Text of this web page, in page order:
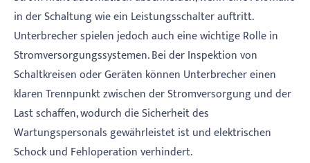
in der Schaltung wie ein Leistungsschalter auftritt.
Unterbrecher spielen jedoch auch eine wichtige Rolle in
Stromversorgungssystemen. Bei der Inspektion von
Schaltkreisen oder Geräten können Unterbrecher einen
klaren Trennpunkt zwischen der Stromversorgung und der
Last schaffen, wodurch die Sicherheit des
Wartungspersonals gewährleistet ist und elektrischen
Schock und Fehloperation verhindert.